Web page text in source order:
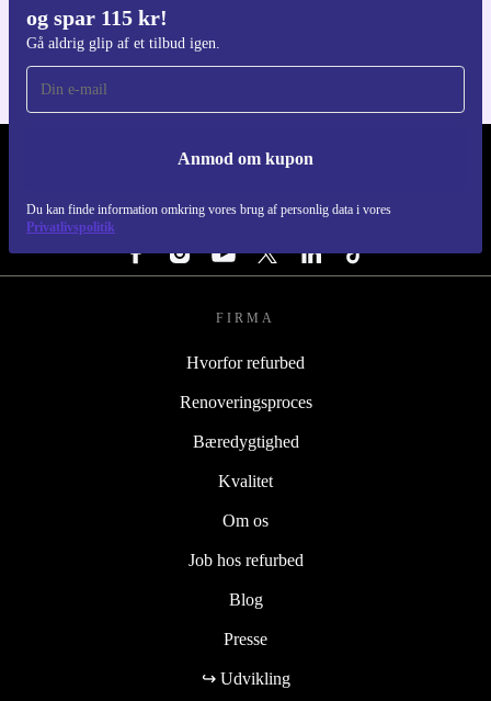
og spar 115 kr!
Gå aldrig glip af et tilbud igen.
Anmod om kupon
Du kan finde information omkring vores brug af personlig data i vores
Privatlivspolitik
REFURBED DANMARK - RETHINK NEW.
FØLG OS
FIRMA
Hvorfor refurbed
Renoveringsproces
Bæredygtighed
Kvalitet
Om os
Job hos refurbed
Blog
Presse
↪ Udvikling